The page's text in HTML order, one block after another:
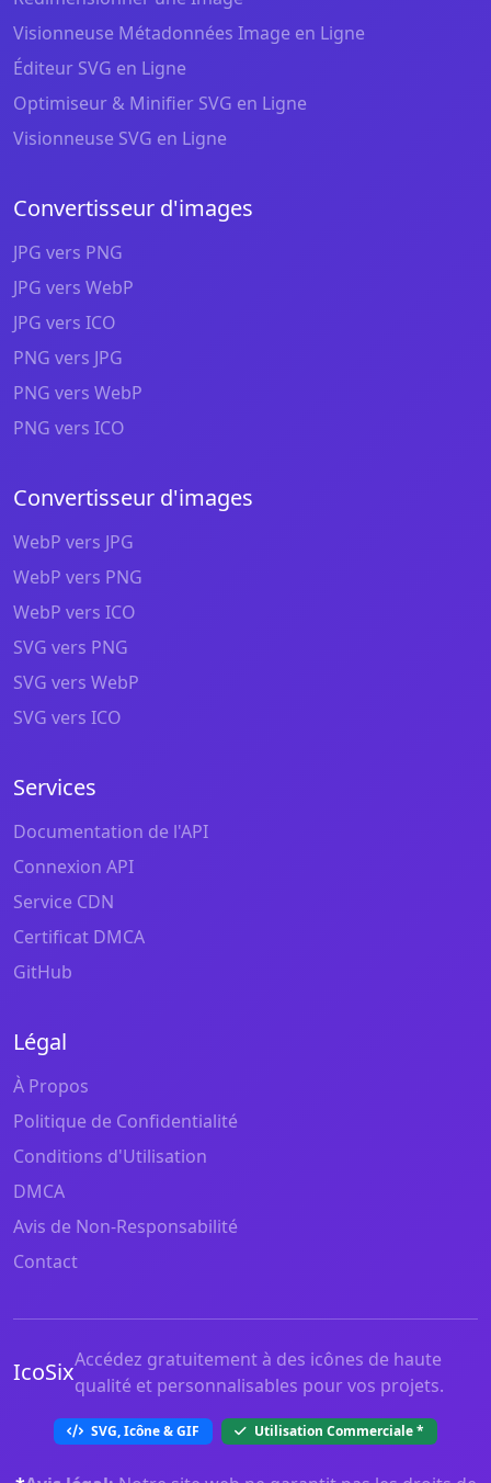
Visionneuse Métadonnées Image en Ligne
Éditeur SVG en Ligne
Optimiseur & Minifier SVG en Ligne
Visionneuse SVG en Ligne
Convertisseur d'images
JPG vers PNG
JPG vers WebP
JPG vers ICO
PNG vers JPG
PNG vers WebP
PNG vers ICO
Convertisseur d'images
WebP vers JPG
WebP vers PNG
WebP vers ICO
SVG vers PNG
SVG vers WebP
SVG vers ICO
Services
Documentation de l'API
Connexion API
Service CDN
Certificat DMCA
GitHub
Légal
À Propos
Politique de Confidentialité
Conditions d'Utilisation
DMCA
Avis de Non-Responsabilité
Contact
IcoSixAccédez gratuitement à des icônes de haute
qualité et personnalisables pour vos projets.
SVG, Icône & GIF Utilisation Commerciale*